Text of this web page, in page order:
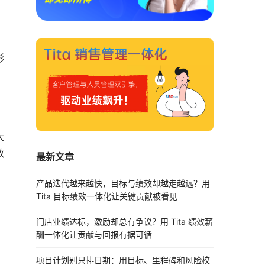
最新文章
产品迭代越来越快，目标与绩效却越走越远？用
Tita 目标绩效一体化让关键贡献被看见
门店业绩达标，激励却总有争议？用 Tita 绩效薪
酬一体化让贡献与回报有据可循
项目计划别只排日期：用目标、里程碑和风险校